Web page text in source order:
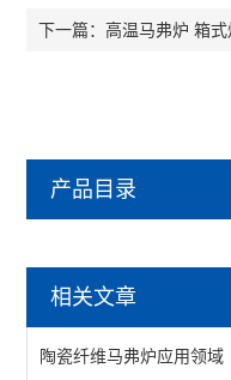
下一篇： 高温马弗炉 箱式
产品目录
陶瓷纤维马弗炉
箱式马弗炉
相关文章
陶瓷纤维马弗炉应用领域